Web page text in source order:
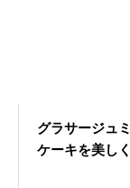
グラサージュ
ケーキを美し